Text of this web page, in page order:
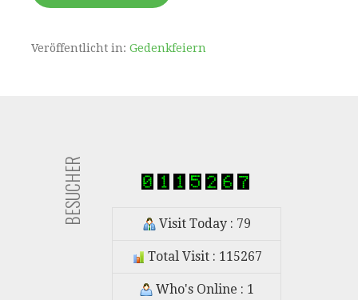
Veröffentlicht in: Gedenkfeiern
BESUCHER Visit Today : 79
Total Visit : 115267
Who's Online : 1